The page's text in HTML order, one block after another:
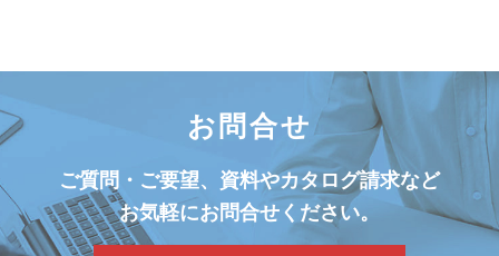
お問合せ
ご質問・ご要望、資料やカタログ請求など
お気軽にお問合せください。